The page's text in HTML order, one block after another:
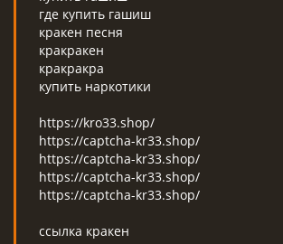
где купить гашиш
кракен песня
кракракен
кракракра
купить наркотики
https://kro33.shop/
https://captcha-kr33.shop/
https://captcha-kr33.shop/
https://captcha-kr33.shop/
https://captcha-kr33.shop/
ссылка кракен